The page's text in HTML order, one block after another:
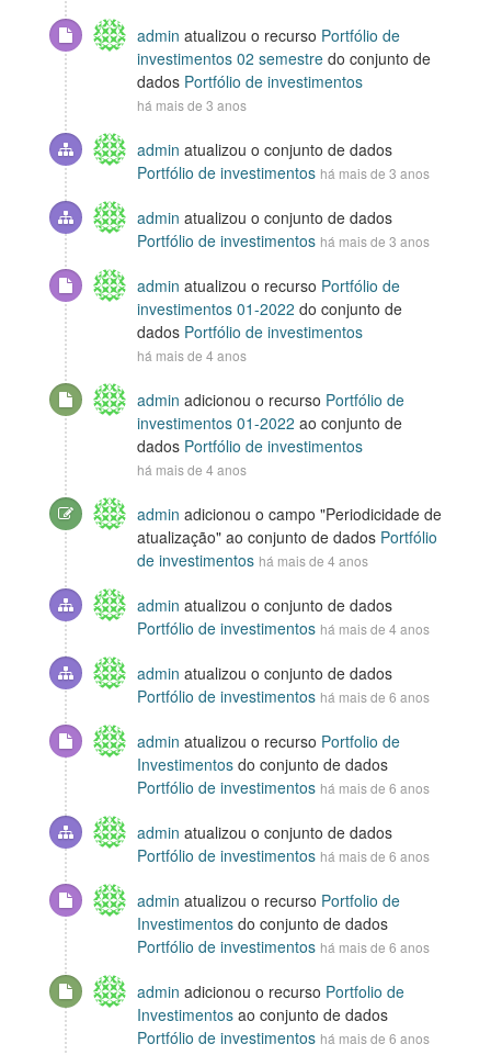
admin atualizou o recurso Portfólio de
investimentos 02 semestre do conjunto de
dados Portfólio de investimentos
há mais de 3 anos
admin atualizou o conjunto de dados
Portfólio de investimentos há mais de 3 anos
admin atualizou o conjunto de dados
Portfólio de investimentos há mais de 3 anos
admin atualizou o recurso Portfólio de
investimentos 01-2022 do conjunto de
dados Portfólio de investimentos
há mais de 4 anos
admin adicionou o recurso Portfólio de
investimentos 01-2022 ao conjunto de
dados Portfólio de investimentos
há mais de 4 anos
admin adicionou o campo "Periodicidade de
atualização" ao conjunto de dados Portfólio
de investimentos há mais de 4 anos
admin atualizou o conjunto de dados
Portfólio de investimentos há mais de 4 anos
admin atualizou o conjunto de dados
Portfólio de investimentos há mais de 6 anos
admin atualizou o recurso Portfolio de
Investimentos do conjunto de dados
Portfólio de investimentos há mais de 6 anos
admin atualizou o conjunto de dados
Portfólio de investimentos há mais de 6 anos
admin atualizou o recurso Portfolio de
Investimentos do conjunto de dados
Portfólio de investimentos há mais de 6 anos
admin adicionou o recurso Portfolio de
Investimentos ao conjunto de dados
Portfólio de investimentos há mais de 6 anos